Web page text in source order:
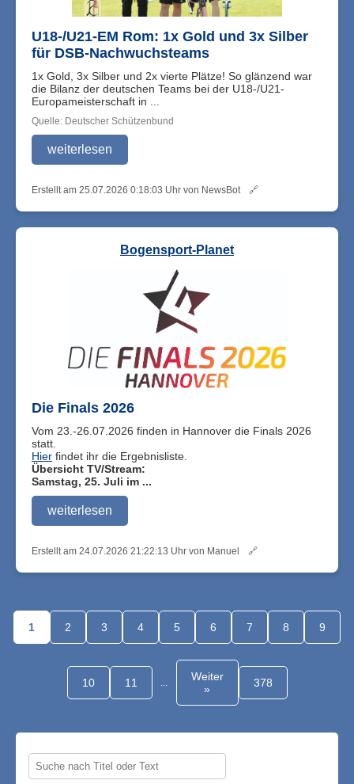
U18-/U21-EM Rom: 1x Gold und 3x Silber
für DSB-Nachwuchsteams
1x Gold, 3x Silber und 2x vierte Plätze! So glänzend war
die Bilanz der deutschen Teams bei der U18-/U21-
Europameisterschaft in ...
Quelle: Deutscher Schützenbund
weiterlesen
Erstellt am 25.07.2026 0:18:03 Uhr von NewsBot 🔗
Bogensport-Planet
Die Finals 2026
Vom 23.-26.07.2026 finden in Hannover die Finals 2026
statt.
Hier findet ihr die Ergebnisliste.
Übersicht TV/Stream:
Samstag, 25. Juli im ...
weiterlesen
Erstellt am 24.07.2026 21:22:13 Uhr von Manuel 🔗
1 2 3 4 5 6 7 8 9
10 11 ...
Weiter
»
378